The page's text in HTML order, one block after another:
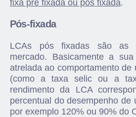
fixa pré fixada ou pós fixada.
Pós-fixada
LCAs pós fixadas são as
mercado. Basicamente a
atrelada ao comportamento de
(como a taxa selic ou a
rendimento da LCA
percentual do desempenho de
por exemplo 120% ou 90% do